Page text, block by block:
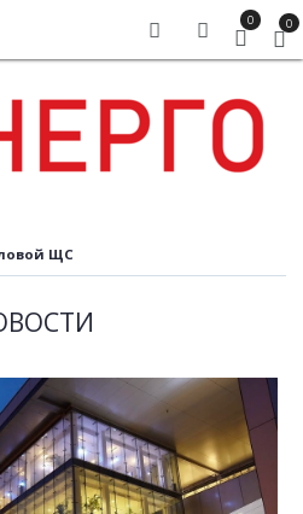
0 0
ЩС